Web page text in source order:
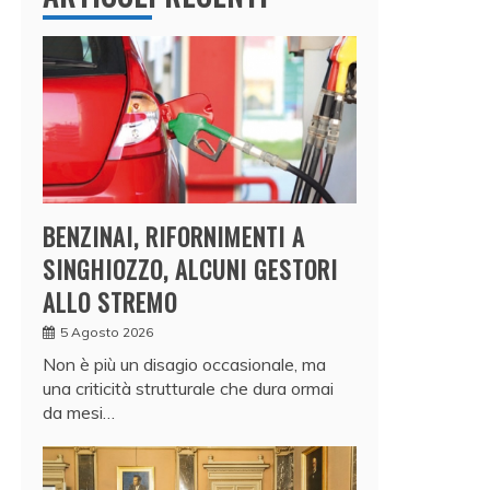
BENZINAI, RIFORNIMENTI A
SINGHIOZZO, ALCUNI GESTORI
ALLO STREMO
5 Agosto 2026
Non è più un disagio occasionale, ma
una criticità strutturale che dura ormai
da mesi…